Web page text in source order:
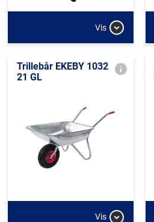
Vis
Trillebår EKEBY 1032
21 GL
Vis